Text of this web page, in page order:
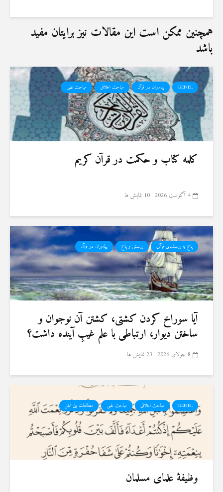
همچنین ممکن است این مقالات نیز برایتان مفید
باشد
GENEL پیامبران در قرآن مباحث اخلاقی مباحث علمی
کلمه کتاب و حکمت در قرآن کریم
4 آگوست 2026 10 نمایش ها
پاسخ به پرسشهای قرآنی پرسش و پاسخ پیامبران در قرآن
آیا سوراخ کردن کشتی، کشتن آن نوجوان و
ساختن دیوار، ارتباطی با علم غیبِ آینده داشت؟
8 جولای 2026 23 نمایش ها
GENEL مباحث اخلاقی مباحث علمی مطالعات بین الملل
وظیفهٔ علمای مسلمان